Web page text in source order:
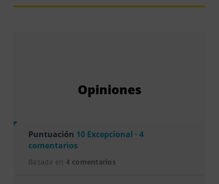
Opiniones
Puntuación 10 Excepcional · 4
comentarios
Basada en 4 comentarios